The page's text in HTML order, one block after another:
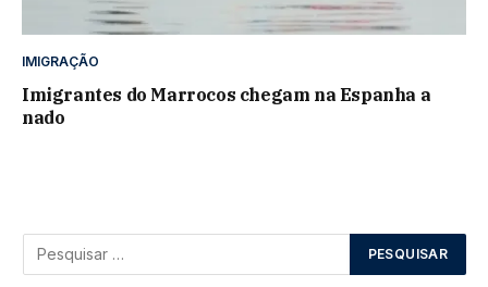
IMIGRAÇÃO
Imigrantes do Marrocos chegam na Espanha a
nado